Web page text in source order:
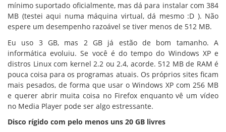
mínimo suportado oficialmente, mas dá para instalar com 384
MB (testei aqui numa máquina virtual, dá mesmo :D ). Não
espere um desempenho razoável se tiver menos de 512 MB.
Eu uso 3 GB, mas 2 GB já estão de bom tamanho. A
informática evoluiu. Se você é do tempo do Windows XP e
distros Linux com kernel 2.2 ou 2.4, acorde. 512 MB de RAM é
pouca coisa para os programas atuais. Os próprios sites ficam
mais pesados, de forma que usar o Windows XP com 256 MB
e querer abrir muita coisa no Firefox enquanto vê um vídeo
no Media Player pode ser algo estressante.
Disco rígido com pelo menos uns 20 GB livres